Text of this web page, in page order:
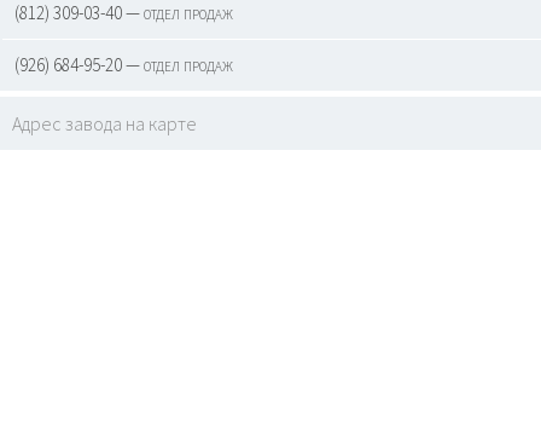
(812) 309-03-40 — отдел продаж
(926) 684-95-20 — отдел продаж
Адрес завода на карте